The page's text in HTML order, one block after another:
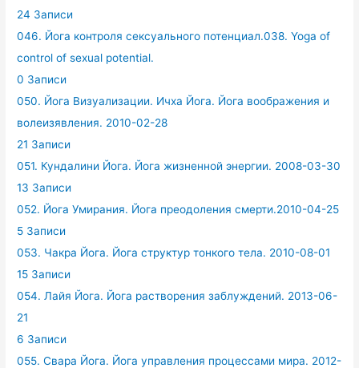
24 Записи
046. Йога контроля сексуального потенциал.038. Yoga of
control of sexual potential.
0 Записи
050. Йога Визуализации. Ичха Йога. Йога воображения и
волеизявления. 2010-02-28
21 Записи
051. Кундалини Йога. Йога жизненной энергии. 2008-03-30
13 Записи
052. Йога Умирания. Йога преодоления смерти.2010-04-25
5 Записи
053. Чакра Йога. Йога структур тонкого тела. 2010-08-01
15 Записи
054. Лайя Йога. Йога растворения заблуждений. 2013-06-
21
6 Записи
055. Свара Йога. Йога управления процессами мира. 2012-